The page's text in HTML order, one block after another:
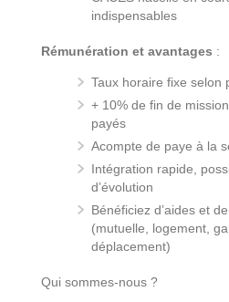
indispensables
Rémunération et avantages :
Taux horaire fixe selon
+ 10% de fin de
payés
Acompte de paye à la
Intégration rapide,
d’évolution
Bénéficiez d’aides et
(mutuelle, logement,
déplacement)
Qui sommes-nous ?